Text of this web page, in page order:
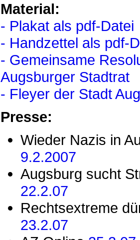
Material:
- Plakat als pdf-Datei
- Handzettel als pdf-
- Gemeinsame
Augsburger Stadtrat
- Fleyer der Stadt
Presse:
Wieder Nazis in
9.2.2007
Augsburg sucht
22.2.07
Rechtsextreme
23.2.07